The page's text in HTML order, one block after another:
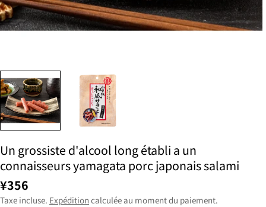
Un grossiste d'alcool long établi a un
connaisseurs yamagata porc japonais salami
¥356
Taxe incluse. Expédition calculée au moment du paiement.